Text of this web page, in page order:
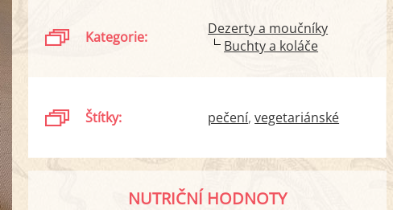
Kategorie:
Dezerty a moučníky
Buchty a koláče
Štítky: pečení vegetariánské
NUTRIČNÍ HODNOTY